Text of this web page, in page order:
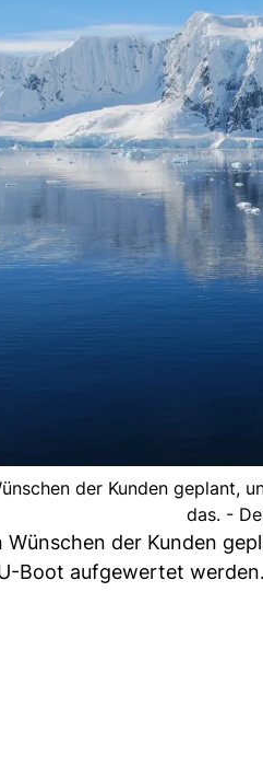
der Kunden geplant,
das. -
Wünschen der Kunden
Boot aufgewertet werden.